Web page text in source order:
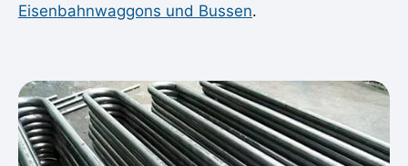
Eisenbahnwaggons und Bussen.